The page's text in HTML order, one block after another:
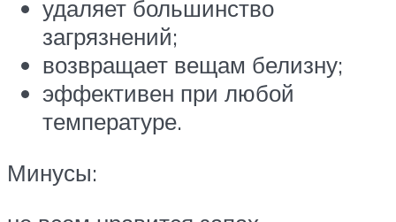
удаляет большинство
загрязнений;
возвращает вещам белизну;
эффективен при любой
температуре.
Минусы: